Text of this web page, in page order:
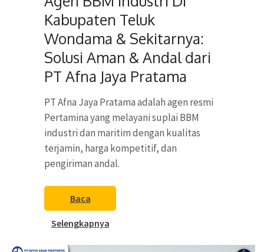
Kabupaten Teluk
Wondama & Sekitarnya:
Solusi Aman & Andal dari
PT Afna Jaya Pratama
PT Afna Jaya Pratama adalah agen resmi
Pertamina yang melayani suplai BBM
industri dan maritim dengan kualitas
terjamin, harga kompetitif, dan
pengiriman andal.
Baca
Selengkapnya